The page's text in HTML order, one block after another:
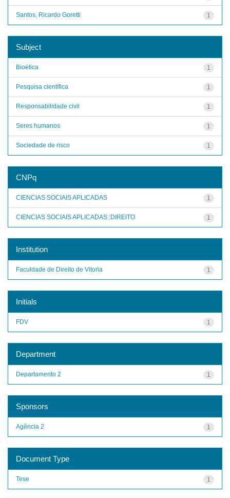
1
Santos, Ricardo Goretti
Subject
1
Bioética
1
Pesquisa científica
1
Responsabilidade civil
1
Seres humanos
1
Sociedade de risco
CNPq
1
CIENCIAS SOCIAIS APLICADAS
1
CIENCIAS SOCIAIS APLICADAS::DIREITO
Institution
1
Faculdade de Direito de Vitoria
Initials
1
FDV
Department
1
Departamento 2
Sponsors
1
Agência 2
Document Type
1
Tese